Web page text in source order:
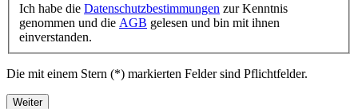
Ich habe die Datenschutzbestimmungen zur Kenntnis
genommen und die AGB gelesen und bin mit ihnen
einverstanden.
Die mit einem Stern (*) markierten Felder sind Pflichtfelder.
Weiter